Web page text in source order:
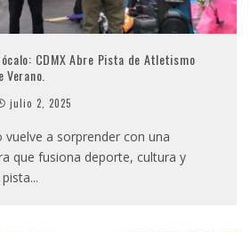
CDMX Abre Pista de Atletismo
Verano.
julio 2, 2025
vuelve a sorprender con una
que fusiona deporte, cultura y
...